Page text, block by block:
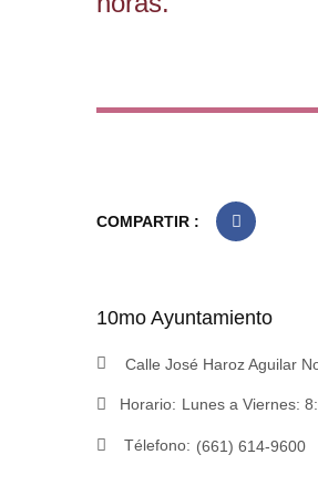
COMPARTIR :
10mo Ayuntamiento
Calle José Haroz Aguilar
Horario: Lunes a Viernes:
Télefono: (661) 614-9600